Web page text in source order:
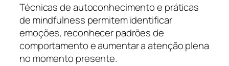
Técnicas de autoconhecimento e práticas
de mindfulness permitem identificar
emoções, reconhecer padrões de
comportamento e aumentar a atenção plena
no momento presente.